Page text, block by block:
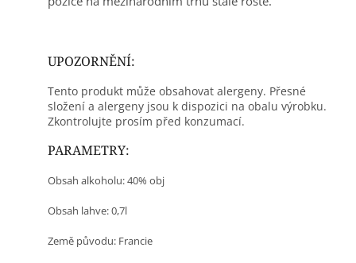
UPOZORNĚNÍ:
Tento produkt může obsahovat alergeny. Přesné
složení a alergeny jsou k dispozici na obalu výrobku.
Zkontrolujte prosím před konzumací.
PARAMETRY:
Obsah alkoholu: 40% obj
Obsah lahve: 0,7l
Země původu: Francie